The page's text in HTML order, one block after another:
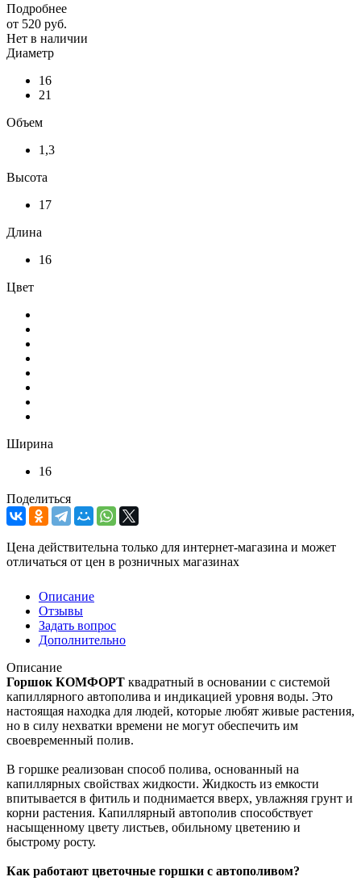
Подробнее
от 520 руб.
Нет в наличии
Диаметр
16
21
Объем
1,3
Высота
17
Длина
16
Цвет
Ширина
16
Поделиться
Цена действительна только для интернет-магазина и может
отличаться от цен в розничных магазинах
Описание
Отзывы
Задать вопрос
Дополнительно
Описание
Горшок КОМФОРТ квадратный в основании с системой
капиллярного автополива и индикацией уровня воды. Это
настоящая находка для людей, которые любят живые растения,
но в силу нехватки времени не могут обеспечить им
своевременный полив.
В горшке реализован способ полива, основанный на
капиллярных свойствах жидкости. Жидкость из емкости
впитывается в фитиль и поднимается вверх, увлажняя грунт и
корни растения. Капиллярный автополив способствует
насыщенному цвету листьев, обильному цветению и
быстрому росту.
Как работают цветочные горшки с автополивом?